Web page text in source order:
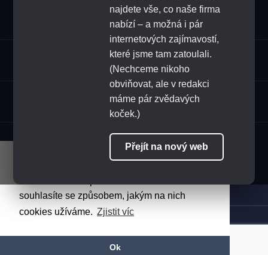
souhlasíte se způsobem, jakým na nich
cookies užíváme. Zjistit víc
Ok
najdete vše, co naše firma
nabízí – a možná i pár
internetových zajímavostí,
které jsme tam zatoulali.
(Nechceme nikoho
obviňovat, ale v redakci
máme pár zvědavých
koček.)
Přejít na nový web
Odeslat
Sortiment
HoReCa
SLEDUJTE NÁS